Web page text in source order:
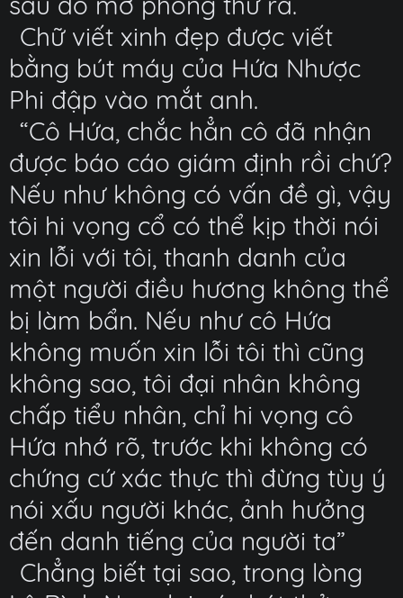
Chữ viết xinh đẹp được viết
bằng bút máy của Hứa Nhược
Phi đập vào mắt anh.
“Cô Hứa, chắc hẳn cô đã nhận
được báo cáo giám định rồi chứ?
Nếu như không có vấn đề gì, vậy
tôi hi vọng cổ có thể kịp thời nói
xin lỗi với tôi, thanh danh của
một người điều hương không thể
bị làm bẩn. Nếu như cô Hứa
không muốn xin lỗi tôi thì cũng
không sao, tôi đại nhân không
chấp tiểu nhân, chỉ hi vọng cô
Hứa nhớ rõ, trước khi không có
chứng cứ xác thực thì đừng tùy ý
nói xấu người khác, ảnh hưởng
đến danh tiếng của người ta”
Chẳng biết tại sao, trong lòng